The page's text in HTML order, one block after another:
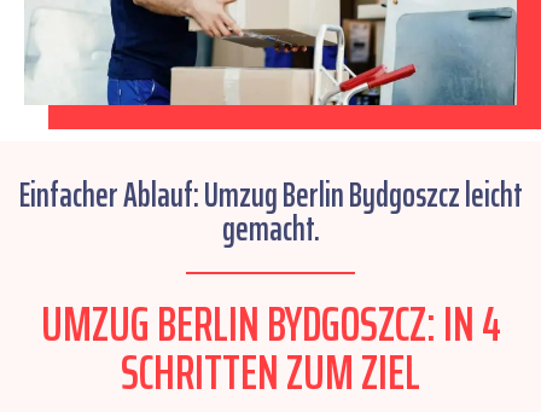
Einfacher Ablauf: Umzug Berlin Bydgoszcz leicht
gemacht.
UMZUG BERLIN BYDGOSZCZ: IN 4
SCHRITTEN ZUM ZIEL